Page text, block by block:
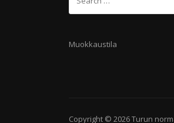
Muokkaustila
Copyright © 2026Turun